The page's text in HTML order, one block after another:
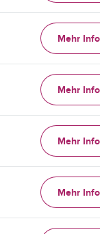
Mehr
Mehr
Mehr
Mehr